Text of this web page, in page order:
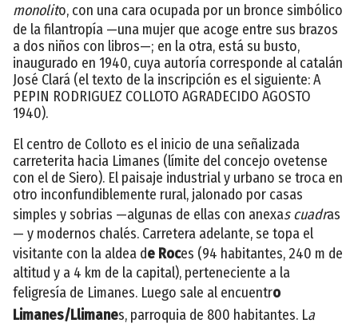
monolito, con una cara ocupada por un bronce simbólico
de la filantropía —una mujer que acoge entre sus brazos
a dos niños con libros—; en la otra, está su busto,
inaugurado en 1940, cuya autoría corresponde al catalán
José Clará (el texto de la inscripción es el siguiente: A
PEPIN RODRIGUEZ COLLOTO AGRADECIDO AGOSTO
1940).
El centro de Colloto es el inicio de una señalizada
carreterita hacia Limanes (límite del concejo ovetense
con el de Siero). El paisaje industrial y urbano se troca en
otro inconfundiblemente rural, jalonado por casas
simples y sobrias —algunas de ellas con anexas cuadras
— y modernos chalés. Carretera adelante, se topa el
visitante con la aldea de Roces (94 habitantes, 240 m de
altitud y a 4 km de la capital), perteneciente a la
feligresía de Limanes. Luego sale al encuentro
Limanes/Llimanes, parroquia de 800 habitantes. La